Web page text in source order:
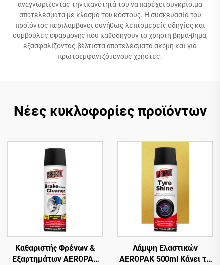
αναγνωρίζοντας την ικανότητά του να παρέχει συγκρίσιμα
αποτελέσματα με κλάσμα του κόστους. Η συσκευασία του
προϊόντος περιλαμβάνει συνήθως λεπτομερείς οδηγίες και
συμβουλές εφαρμογής που καθοδηγούν το χρήστη βήμα-βήμα,
εξασφαλίζοντας βέλτιστα αποτελέσματα ακόμη και για
πρωτοεμφανιζόμενους χρήστες.
Νέες κυκλοφορίες προϊόντων
Καθαριστής Φρένων &
Εξαρτημάτων AEROPAK
Λάμψη Ελαστικών
AEROPAK 500ml Κάνει τα